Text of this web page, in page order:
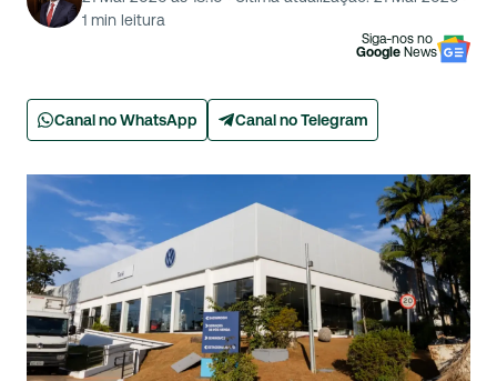
1 min leitura
Siga-nos no
Google News
Canal no WhatsApp Canal no Telegram